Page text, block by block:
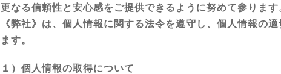
更なる信頼性と安心感をご提供できるように努めて参ります
《弊社》は、個人情報に関する法令を遵守し、個人情報の
ます。
１）個人情報の取得について